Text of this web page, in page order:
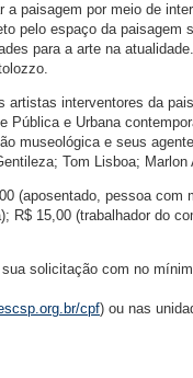
a paisagem por meio de
pelo espaço da paisagem
para a arte na
artistas interventores da
Pública e Urbana
museológica e seus
Tom Lisboa;
(aposentado, pessoa
R$ 15,00 (trabalhador do
solicitação com no
cpf) ou nas